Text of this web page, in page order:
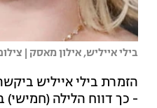
בילי אייליש, אילון מאסק |
- כך דווח הלילה